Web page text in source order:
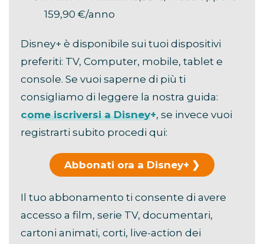
159,90 €/anno
Disney+ è disponibile sui tuoi dispositivi
preferiti: TV, Computer, mobile, tablet e
console. Se vuoi saperne di più ti
consigliamo di leggere la nostra guida:
come iscriversi a Disney+, se invece vuoi
registrarti subito procedi qui:
Abbonati ora a Disney+
Il tuo abbonamento ti consente di avere
accesso a film, serie TV, documentari,
cartoni animati, corti, live-action dei